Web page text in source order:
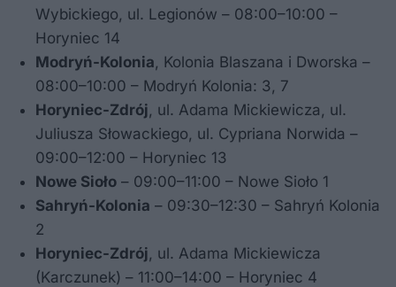
Wybickiego, ul. Legionów – 08:00–10:00 –
Horyniec 14
Modryń-Kolonia , Kolonia Blaszana i Dworska –
08:00–10:00 – Modryń Kolonia: 3, 7
Horyniec-Zdrój , ul. Adama Mickiewicza, ul.
Juliusza Słowackiego, ul. Cypriana Norwida –
09:00–12:00 – Horyniec 13
Nowe Sioło – 09:00–11:00 – Nowe Sioło 1
Sahryń-Kolonia – 09:30–12:30 – Sahryń Kolonia
2
Horyniec-Zdrój , ul. Adama Mickiewicza
(Karczunek) – 11:00–14:00 – Horyniec 4